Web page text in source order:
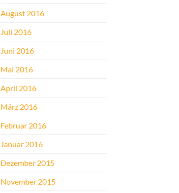
August 2016
Juli 2016
Juni 2016
Mai 2016
April 2016
März 2016
Februar 2016
Januar 2016
Dezember 2015
November 2015